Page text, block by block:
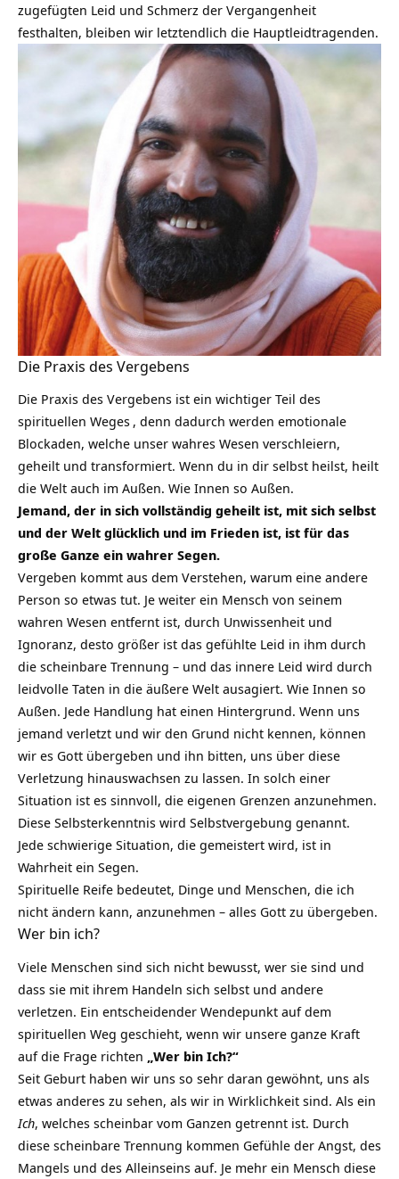
zugefügten Leid und Schmerz der Vergangenheit
festhalten, bleiben wir letztendlich die Hauptleidtragenden.
Die Praxis des Vergebens
Die Praxis des Vergebens ist ein wichtiger Teil des
spirituellen Weges , denn dadurch werden emotionale
Blockaden, welche unser wahres Wesen verschleiern,
geheilt und transformiert. Wenn du in dir selbst heilst, heilt
die Welt auch im Außen. Wie Innen so Außen.
Jemand, der in sich vollständig geheilt ist, mit sich selbst
und der Welt glücklich und im Frieden ist, ist für das
große Ganze ein wahrer Segen.
Vergeben kommt aus dem Verstehen, warum eine andere
Person so etwas tut. Je weiter ein Mensch von seinem
wahren Wesen entfernt ist, durch Unwissenheit und
Ignoranz, desto größer ist das gefühlte Leid in ihm durch
die scheinbare Trennung – und das innere Leid wird durch
leidvolle Taten in die äußere Welt ausagiert. Wie Innen so
Außen. Jede Handlung hat einen Hintergrund. Wenn uns
jemand verletzt und wir den Grund nicht kennen, können
wir es Gott übergeben und ihn bitten, uns über diese
Verletzung hinauswachsen zu lassen. In solch einer
Situation ist es sinnvoll, die eigenen Grenzen anzunehmen.
Diese Selbsterkenntnis wird Selbstvergebung genannt.
Jede schwierige Situation, die gemeistert wird, ist in
Wahrheit ein Segen.
Spirituelle Reife bedeutet, Dinge und Menschen, die ich
nicht ändern kann, anzunehmen – alles Gott zu übergeben.
Wer bin ich?
Viele Menschen sind sich nicht bewusst, wer sie sind und
dass sie mit ihrem Handeln sich selbst und andere
verletzen. Ein entscheidender Wendepunkt auf dem
spirituellen Weg geschieht, wenn wir unsere ganze Kraft
auf die Frage richten „Wer bin Ich?“
Seit Geburt haben wir uns so sehr daran gewöhnt, uns als
etwas anderes zu sehen, als wir in Wirklichkeit sind. Als ein
Ich, welches scheinbar vom Ganzen getrennt ist. Durch
diese scheinbare Trennung kommen Gefühle der Angst, des
Mangels und des Alleinseins auf. Je mehr ein Mensch diese